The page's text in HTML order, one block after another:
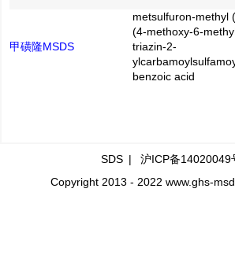
甲磺隆MSDS
metsulfuron-methyl
(4-methoxy-6-
triazin-2-
benzoic acid
SDS | 沪ICP备14020049
Copyright 2013 - 2022 www.ghs-